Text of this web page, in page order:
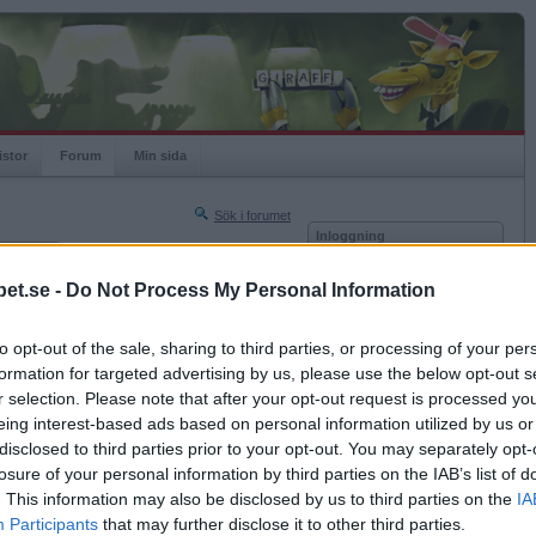
- Do Not Process My Personal Information
opt-out of the sale, sharing to third parties, or processing of your
for targeted advertising by us, please use the below opt-out
selection. Please note that after your opt-out request is processed
interest-based ads based on personal information utilized by us
to third parties prior to your opt-out. You may separately
of your personal information by third parties on the IAB’s list of
This information may also be disclosed by us to third parties on the
Participants that may further disclose it to other third parties.
Forum Min sida
Sök i forumet
Nästa sida »
2008-09-30 23:19
Inloggning
Kom ihåg mig
Glömt ditt lösenord?
Få ny aktiveringslänk
Betapet är gratis!